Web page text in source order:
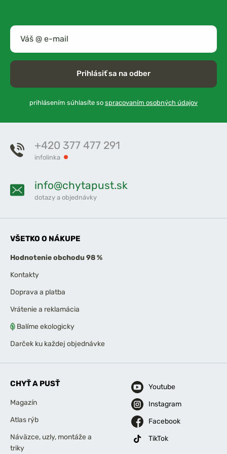
Prihlásiť sa na odber
prihlásením súhlasíte so spracovaním osobných údajov
+420 377 477 291
infolinka
info@chytapust.sk
dotazy a objednávky
VŠETKO O NÁKUPE
Hodnotenie obchodu 98 %
Kontakty
Doprava a platba
Vrátenie a reklamácia
Balíme ekologicky
Darček ku každej objednávke
CHYŤ A PUSŤ
Magazín
Atlas rýb
Náväzce, uzly, montáže a
triky
Youtube
Instagram
Facebook
TikTok